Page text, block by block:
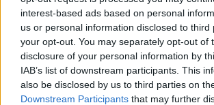
interest-based ads based on personal
us or personal information disclosed to third
your opt-out. You may separately opt-out of
disclosure of your personal information by
IAB’s list of downstream participants. This
also be disclosed by us to third parties on
Downstream Participants that may further